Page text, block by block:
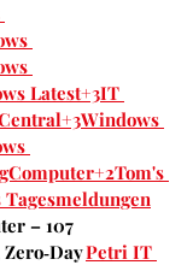
Latest+3IT
Windows
– 107
Petri IT